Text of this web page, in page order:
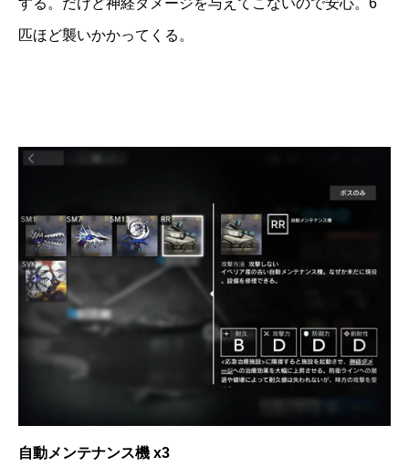
匹ほど襲いかかってくる。
自動メンテナンス機 x3